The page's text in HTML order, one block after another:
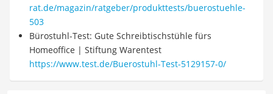
rat.de/magazin/ratgeber/produkttests/buerostuehle-
503
Bürostuhl-Test: Gute Schreibtischstühle fürs
Homeoffice | Stiftung Warentest
https://www.test.de/Buerostuhl-Test-5129157-0/